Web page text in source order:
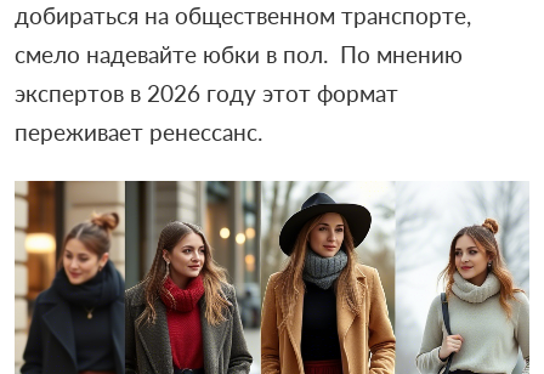
добираться на общественном транспорте,
смело надевайте юбки в пол. По мнению
экспертов в 2026 году этот формат
переживает ренессанс.